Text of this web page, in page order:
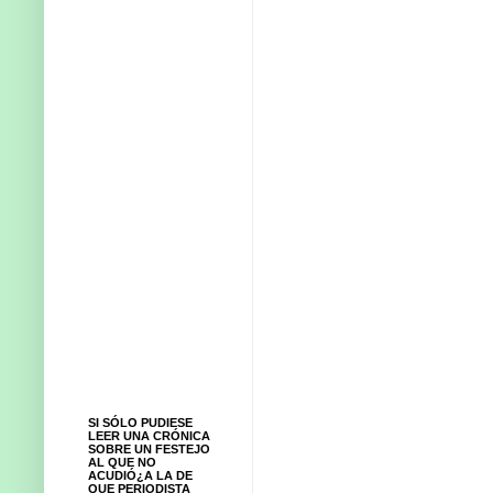
SI SÓLO PUDIESE
LEER UNA CRÓNICA
SOBRE UN FESTEJO
AL QUE NO
ACUDIÓ¿A LA DE
QUE PERIODISTA